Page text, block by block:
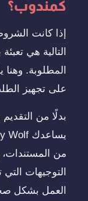
كمندوب؟
إذا كانت
التالية هي
المطلوبة. وهنا
على تجهيز
بدلًا من
من المستندات،
التوجيهات
العمل بشكل